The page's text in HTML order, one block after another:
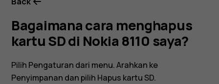
8110
saya?
Bagaimana cara menghapus
kartu SD di Nokia 8110 saya?
Pilih Pengaturan dari menu. Arahkan ke
Penyimpanan dan pilih Hapus kartu SD.